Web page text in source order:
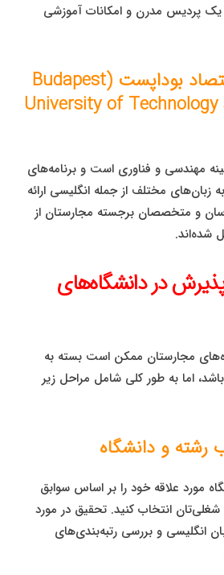
یک پردیس مدرن و امکانات آموزشی
دانشگاه فنی و اقتصاد بوداپست (Budapest
University of
مهندسی و فناوری است و برنامه‌های
زبان‌های مختلف از جمله انگلیسی ارائه
و متخصصان برجسته مجارستان از
شده‌اند.
در دانشگاه‌های
مجارستان ممکن است بسته به
اما به طور کلی شامل مراحل زیر
رشته و دانشگاه
مورد علاقه خود را بر اساس سوابق
انتخاب کنید. تحقیق در مورد
انگلیسی و بررسی رتبه‌بندی‌های